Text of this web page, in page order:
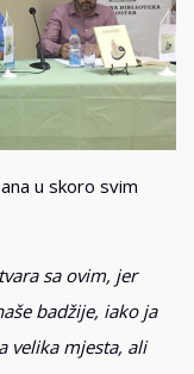
u skoro svim
sa ovim, jer
badžije, iako ja
velika mjesta, ali